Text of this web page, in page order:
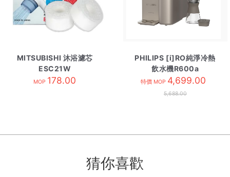
MITSUBISHI 沐浴濾芯
ESC21W
MOP 178.00
PHILIPS [i]RO純淨冷熱
飲水機R600a
ADD6951-茗茶咖啡配
件
特價 MOP 4,699.00
5,688.00
猜你喜歡